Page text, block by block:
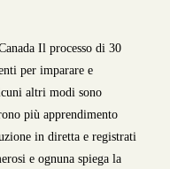
Il processo di 30
per imparare e
altri modi sono
più apprendimento
in diretta e registrati
e ognuna spiega la